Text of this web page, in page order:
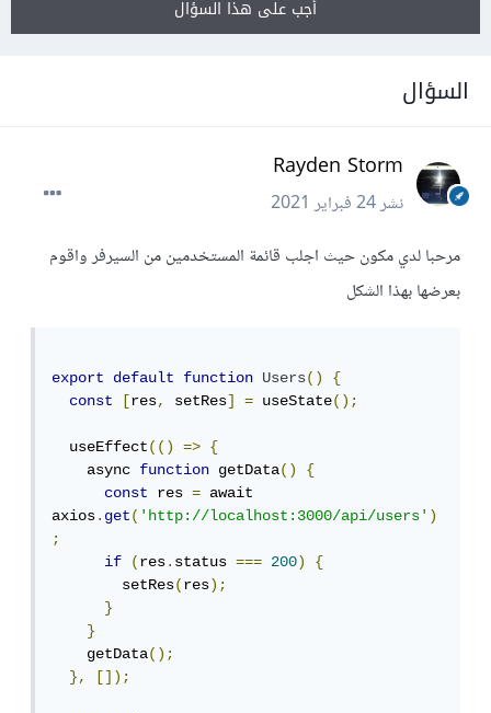
أجب على هذا السؤال
السؤال
Rayden Storm
نشر24 فبراير 2021
مرحبا لدي مكون حيث اجلب قائمة المستخدمين من السيرفر واقوم
بعرضها بهذا الشكل
export default function Users()
{
const
[res, setRes] = useState();
  useEffect
(() =>
{
    async
function getData()
{
const
res = await
axios.get('http://localhost:3000/api/users')
;
if
(res.status === 200)
{
        setRes
(res);
}
}
    getData
();
},
[]);